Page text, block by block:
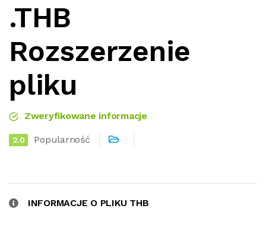
.THB
Rozszerzenie
pliku
Zweryfikowane informacje
2.0 Popularność
INFORMACJE O PLIKU THB